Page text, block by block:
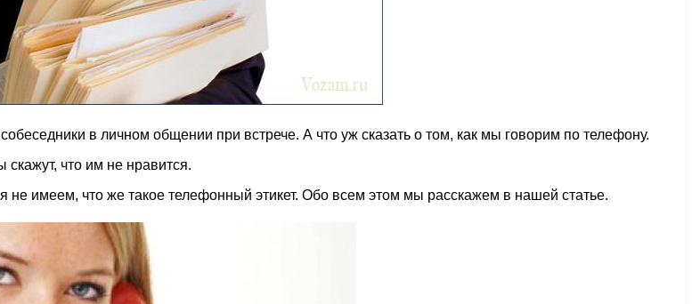
в личном общении при встрече. А что уж сказать о том, как мы говорим по телефону.
что им не нравится.
не имеем, что же такое телефонный этикет. Обо всем этом мы расскажем в нашей статье.